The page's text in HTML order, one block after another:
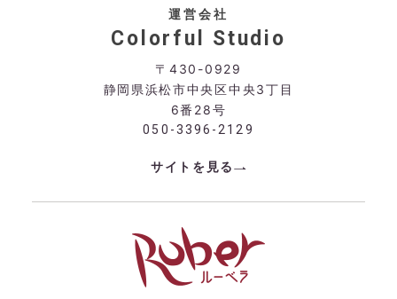
運営会社
Colorful Studio
〒430-0929
静岡県浜松市中央区中央3丁目
6番28号
050-3396-2129
サイトを見る